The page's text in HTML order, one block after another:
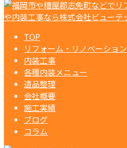
TOP
リフォーム・リノベーション
内装工事
各種内装メニュー
遺品整理
会社概要
施工実績
ブログ
コラム